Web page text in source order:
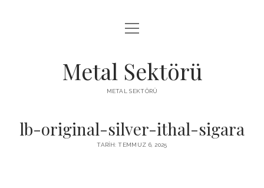
LISTE
SPOTIFY TAKIPÇI KAZANMA
menüyü
aç
Metal Sektörü
METAL SEKTÖRÜ
lb-original-silver-ithal-sigara
TARIH: TEMMUZ 6, 2025